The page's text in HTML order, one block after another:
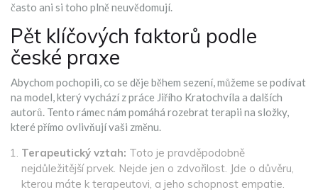
často ani si toho plně neuvědomují.
Pět klíčových faktorů podle
české praxe
Abychom pochopili, co se děje během sezení, můžeme se podívat
na model, který vychází z práce Jiřího Kratochvíla a dalších
autorů. Tento rámec nám pomáhá rozebrat terapii na složky,
které přímo ovlivňují vaši změnu.
Terapeutický vztah: Toto je pravděpodobně
nejdůležitější prvek. Nejde jen o zdvořilost. Jde o důvěru,
kterou máte k terapeutovi, a jeho schopnost empatie.